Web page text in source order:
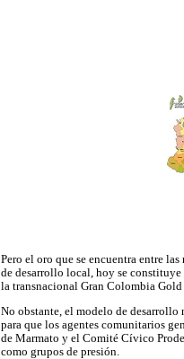
Pero el oro que se encuentra entre
de desarrollo local, hoy se
la transnacional Gran Colombia
No obstante, el modelo de
para que los agentes comunitarios
de Marmato y el Comité Cívico
como grupos de presión.